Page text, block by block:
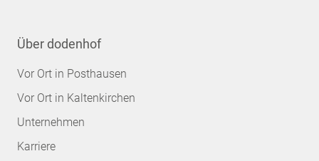
Über dodenhof
Vor Ort in Posthausen
Vor Ort in Kaltenkirchen
Unternehmen
Karriere